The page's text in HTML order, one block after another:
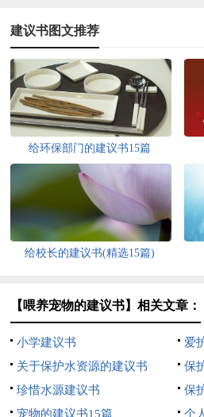
建议书图文推荐
给环保部门的建议书15篇
给校长的建议书(精选15篇)
【喂养宠物的建议书】相关文章：
小学建议书
爱
关于保护水资源的建议书
保
珍惜水源建议书
保
宠物的建议书15篇
个